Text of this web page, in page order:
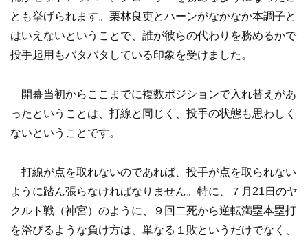
とも挙げられます。栗林良吏とハーンがなかなか本調子と
はいえないということで、誰が彼らの代わりを務めるかで
投手起用もバタバタしている印象を受けました。
開幕当初からここまでに複数ポジションで入れ替えがあ
ったということは、打線と同じく、投手の状態も思わしく
ないということです。
打線が点を取れないのであれば、投手が点を取られない
ように踏ん張らなければなりません。特に、７月21日のヤ
クルト戦（神宮）のように、９回二死から逆転満塁本塁打
を浴びるような負け方は、単なる１敗というだけでなく、